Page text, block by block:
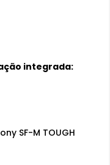
integrada:
SF-M TOUGH